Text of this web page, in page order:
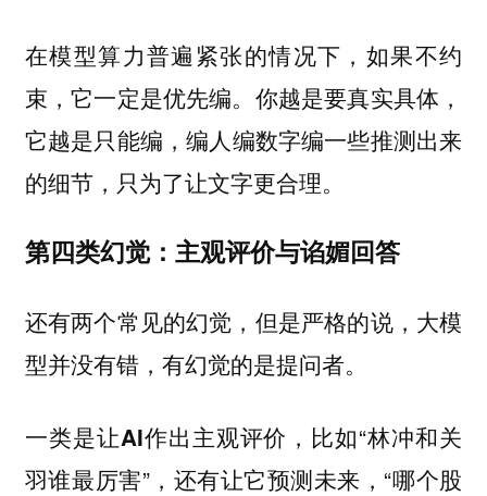
在模型算力普遍紧张的情况下，如果不约
束，它一定是优先编。你越是要真实具体，
它越是只能编 ，编人编数字编一些推测出来
的细节，只为了让文字更合理。
第四类幻觉：主观评价与谄媚回答
还有两个常见的幻觉，但是严格的说，大模
型并没有错，有幻觉的是提问者。
一类是让AI作出主观评价 ，比如“林冲和关
羽谁最厉害”，还有让它预测未来，“哪个股